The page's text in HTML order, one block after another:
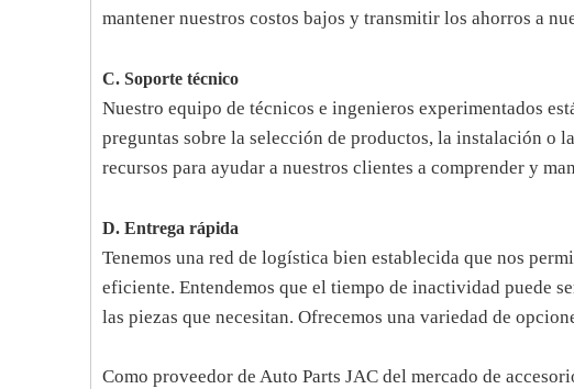
mantener nuestros costos bajos y transmitir los ahorros a
C. Soporte técnico
Nuestro equipo de técnicos e ingenieros experimentados
preguntas sobre la selección de productos, la instalación o
recursos para ayudar a nuestros clientes a comprender y
D. Entrega rápida
Tenemos una red de logística bien establecida que nos
eficiente. Entendemos que el tiempo de inactividad puede
las piezas que necesitan. Ofrecemos una variedad de
Como proveedor de Auto Parts JAC del mercado de